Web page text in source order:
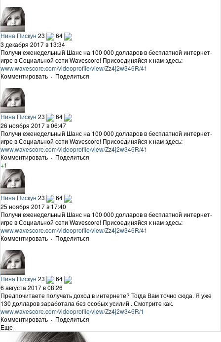
Нина Пискун 23
64
3 декабря 2017 в 13:34
Получи еженедельный Шанс на 100 000 долларов в бесплатной интернет-
игре в Социальной сети Wavescore! Присоединяйся к нам здесь:
www.wavescore.com/videoprofile/view/Zz4j2w346R/41
Комментировать · Поделиться
Нина Пискун 23
64
26 ноября 2017 в 06:47
Получи еженедельный Шанс на 100 000 долларов в бесплатной интернет-
игре в Социальной сети Wavescore! Присоединяйся к нам здесь:
www.wavescore.com/videoprofile/view/Zz4j2w346R/41
Комментировать · Поделиться
+1
Нина Пискун 23
64
25 ноября 2017 в 17:40
Получи еженедельный Шанс на 100 000 долларов в бесплатной интернет-
игре в Социальной сети Wavescore! Присоединяйся к нам здесь:
www.wavescore.com/videoprofile/view/Zz4j2w346R/41
Комментировать · Поделиться
Нина Пискун 23
64
6 августа 2017 в 08:26
Предпочитаете получать доход в интернете? Тогда Вам точно сюда. Я уже
130 долларов заработала без особых усилий . Смотрите как.
www.wavescore.com/videoprofile/view/Zz4j2w346R/1
Комментировать · Поделиться
Еще